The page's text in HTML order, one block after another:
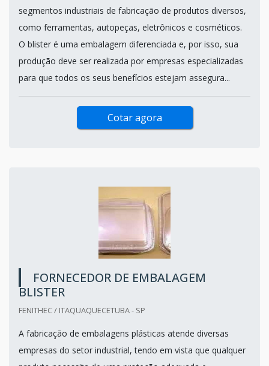
segmentos industriais de fabricação de produtos diversos,
como ferramentas, autopeças, eletrônicos e cosméticos.
O blister é uma embalagem diferenciada e, por isso, sua
produção deve ser realizada por empresas especializadas
para que todos os seus benefícios estejam assegura...
Cotar agora
FORNECEDOR DE EMBALAGEM
BLISTER
FENITHEC / ITAQUAQUECETUBA - SP
A fabricação de embalagens plásticas atende diversas
empresas do setor industrial, tendo em vista que qualquer